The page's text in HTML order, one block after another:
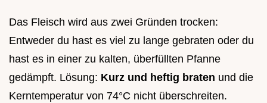
Das Fleisch wird aus zwei Gründen trocken:
Entweder du hast es viel zu lange gebraten oder du
hast es in einer zu kalten, überfüllten Pfanne
gedämpft. Lösung: Kurz und heftig braten und die
Kerntemperatur von 74°C nicht überschreiten.